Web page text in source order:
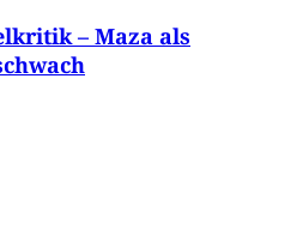
– Maza als